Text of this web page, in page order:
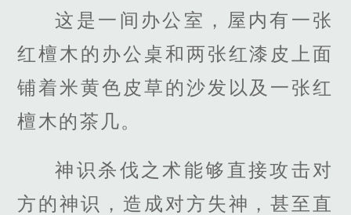
这是一间办公室，屋内有一张
红檀木的办公桌和两张红漆皮上面
铺着米黄色皮草的沙发以及一张红
檀木的茶几。
神识杀伐之术能够直接攻击对
方的神识，造成对方失神，甚至直